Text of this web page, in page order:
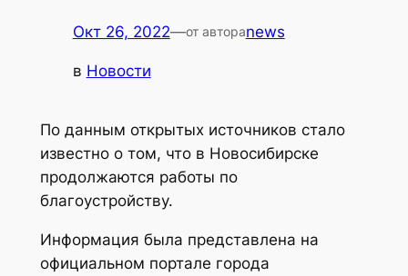
Окт 26, 2022—от автораnews
в Новости
По данным открытых источников стало
известно о том, что в Новосибирске
продолжаются работы по
благоустройству.
Информация была представлена на
официальном портале города